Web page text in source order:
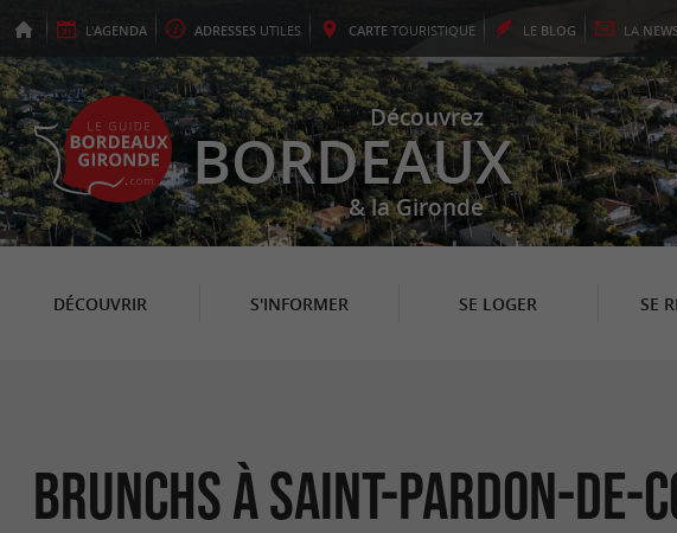
L'AGENDA ADRESSES UTILES CARTE TOURISTIQUE LE BLOG LA
Découvrez
BORDEAUX
& la Gironde
DÉCOUVRIR S'INFORMER SE LOGER SE
Brunchs à Saint-Pardon-de-